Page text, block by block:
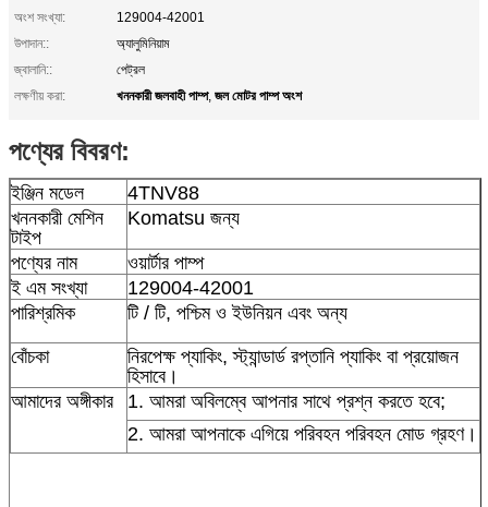
অংশ সংখ্যা:
129004-42001
উপাদান::
অ্যালুমিনিয়াম
জ্বালানি::
পেট্রল
লক্ষণীয় করা:
খননকারী জলবাহী পাম্প, জল মোটর পাম্প অংশ
পণ্যের বিবরণ:
ইঞ্জিন মডেল
4TNV88
খননকারী মেশিন
টাইপ
Komatsu জন্য
পণ্যের নাম
ওয়ার্টার পাম্প
ই এম সংখ্যা
129004-42001
পারিশ্রমিক
টি / টি, পশ্চিম ও ইউনিয়ন এবং অন্য
বোঁচকা
নিরপেক্ষ প্যাকিং, স্ট্যান্ডার্ড রপ্তানি প্যাকিং বা প্রয়োজন
হিসাবে।
আমাদের অঙ্গীকার
1. আমরা অবিলম্বে আপনার সাথে প্রশ্ন করতে হবে;
2. আমরা আপনাকে এগিয়ে পরিবহন পরিবহন মোড গ্রহণ।